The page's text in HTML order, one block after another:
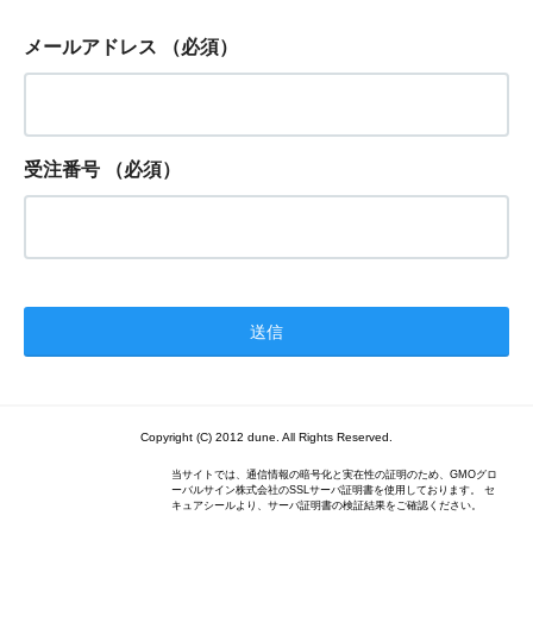
メールアドレス （必須）
受注番号 （必須）
Copyright (C) 2012 dune. All Rights Reserved.
当サイトでは、通信情報の暗号化と実在性の証明のため、GMOグロ
ーバルサイン株式会社のSSLサーバ証明書を使用しております。 セ
キュアシールより、サーバ証明書の検証結果をご確認ください。